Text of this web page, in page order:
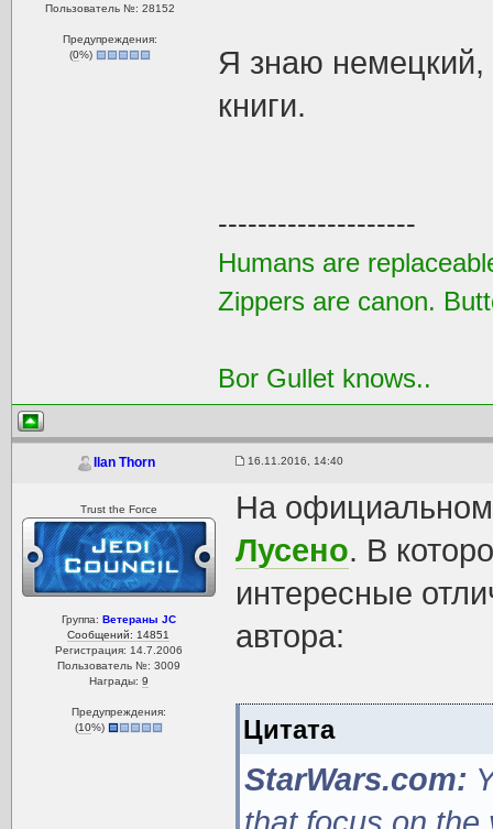
Пользователь №: 28152
Предупреждения:
(0%)
Я знаю немецкий,
книги.
--------------------
Humans are
Zippers are canon.
Bor Gullet knows..
Ilan Thorn 16.11.2016, 14:40
Trust the Force
Группа: Ветераны JC
Сообщений: 14851
Регистрация: 14.7.2006
Пользователь №: 3009
Награды: 9
Предупреждения:
(10%)
На
Лусено. В
интересные
автора:
Цитата
StarWars.com: